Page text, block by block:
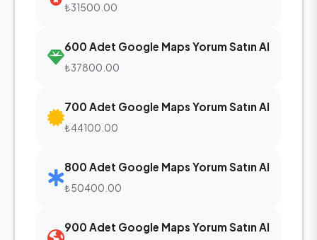
₺31500.00
600 Adet Google Maps Yorum Satın Al
₺37800.00
700 Adet Google Maps Yorum Satın Al
₺44100.00
800 Adet Google Maps Yorum Satın Al
₺50400.00
900 Adet Google Maps Yorum Satın Al